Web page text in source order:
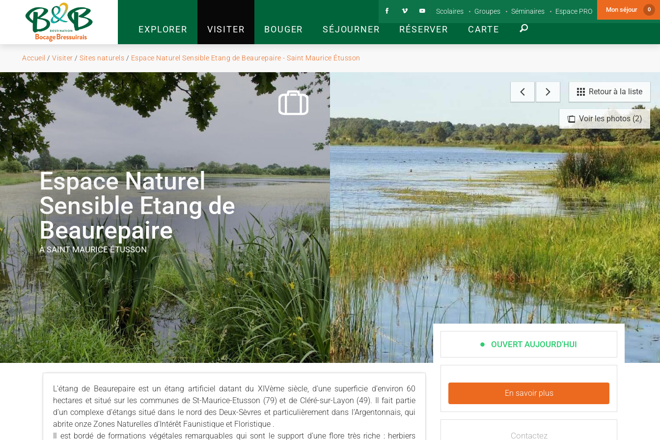
EXPLORER VISITER BOUGER SÉJOURNER RÉSERVER CARTE
Scolaires Groupes Séminaires Espace PRO Mon séjour 0
Accueil / Visiter / Sites naturels / Espace Naturel Sensible Etang de Beaurepaire - Saint Maurice Étusson
Voir les photos (2)
Retour à la liste
Espace Naturel
Sensible Etang de
Beaurepaire
À SAINT MAURICE ÉTUSSON
L'étang de Beaurepaire est un étang artificiel datant du XIVème siècle, d’une superficie d’environ 60
hectares et situé sur les communes de St-Maurice-Etusson (79) et de Cléré-sur-Layon (49). Il fait partie
d’un complexe d’étangs situé dans le nord des Deux-Sèvres et particulièrement dans l’Argentonnais, qui
abrite onze Zones Naturelles d’Intérêt Faunistique et Floristique .
Il est bordé de formations végétales remarquables qui sont le support d’une flore très riche : herbiers
OUVERT AUJOURD'HUI
En savoir plus
Contactez